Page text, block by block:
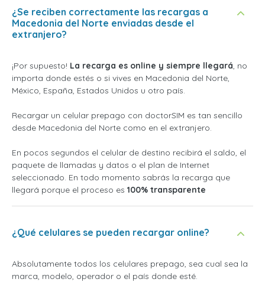
¿Se reciben correctamente las recargas a
Macedonia del Norte enviadas desde el
extranjero?
¡Por supuesto! La recarga es online y siempre llegará, no
importa donde estés o si vives en Macedonia del Norte,
México, España, Estados Unidos u otro país.
Recargar un celular prepago con doctorSIM es tan sencillo
desde Macedonia del Norte como en el extranjero.
En pocos segundos el celular de destino recibirá el saldo, el
paquete de llamadas y datos o el plan de Internet
seleccionado. En todo momento sabrás la recarga que
llegará porque el proceso es 100% transparente
¿Qué celulares se pueden recargar online?
Absolutamente todos los celulares prepago, sea cual sea la
marca, modelo, operador o el país donde esté.